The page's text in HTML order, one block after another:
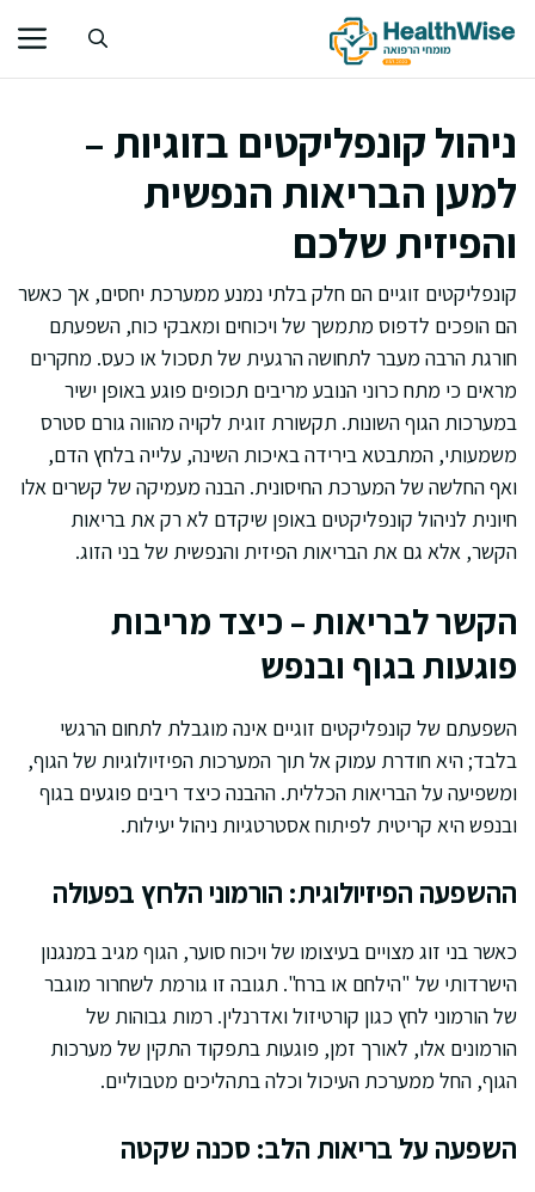
לתוכן
ניהול קונפליקטים בזוגיות –
למען הבריאות הנפשית
והפיזית שלכם
קונפליקטים זוגיים הם חלק בלתי נמנע ממערכת יחסים, אך כאשר
הם הופכים לדפוס מתמשך של ויכוחים ומאבקי כוח, השפעתם
חורגת הרבה מעבר לתחושה הרגעית של תסכול או כעס. מחקרים
מראים כי מתח כרוני הנובע מריבים תכופים פוגע באופן ישיר
במערכות הגוף השונות. תקשורת זוגית לקויה מהווה גורם סטרס
משמעותי, המתבטא בירידה באיכות השינה, עלייה בלחץ הדם,
ואף החלשה של המערכת החיסונית. הבנה מעמיקה של קשרים אלו
חיונית לניהול קונפליקטים באופן שיקדם לא רק את בריאות
הקשר, אלא גם את הבריאות הפיזית והנפשית של בני הזוג.
הקשר לבריאות – כיצד מריבות
פוגעות בגוף ובנפש
השפעתם של קונפליקטים זוגיים אינה מוגבלת לתחום הרגשי
בלבד; היא חודרת עמוק אל תוך המערכות הפיזיולוגיות של הגוף,
ומשפיעה על הבריאות הכללית. ההבנה כיצד ריבים פוגעים בגוף
ובנפש היא קריטית לפיתוח אסטרטגיות ניהול יעילות.
ההשפעה הפיזיולוגית: הורמוני הלחץ בפעולה
כאשר בני זוג מצויים בעיצומו של ויכוח סוער, הגוף מגיב במנגנון
הישרדותי של "הילחם או ברח". תגובה זו גורמת לשחרור מוגבר
של הורמוני לחץ כגון קורטיזול ואדרנלין. רמות גבוהות של
הורמונים אלו, לאורך זמן, פוגעות בתפקוד התקין של מערכות
הגוף, החל ממערכת העיכול וכלה בתהליכים מטבוליים.
השפעה על בריאות הלב: סכנה שקטה